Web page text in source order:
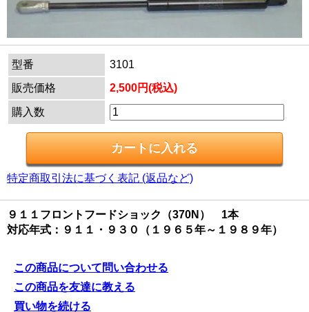
型番
3101
販売価格
2,500円(税込)
購入数
特定商取引法に基づく表記 (返品など)
９１１フロントフードショック（370N） 1本
対応年式：９１１・９３０（１９６５年～１９８９年）
この商品について問い合わせる
この商品を友達に教える
買い物を続ける